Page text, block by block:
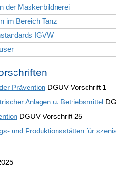
der Maskenbildnerei
im Bereich Tanz
IGVW
PräventionDGUV Vorschrift 1
Anlagen u. Betriebsmittel
DGUV Vorschrift 25
und Produktionsstätten für